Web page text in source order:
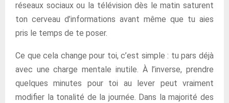
réseaux sociaux ou la télévision dès le matin saturent
ton cerveau d’informations avant même que tu aies
pris le temps de te poser.
Ce que cela change pour toi, c’est simple : tu pars déjà
avec une charge mentale inutile. À l’inverse, prendre
quelques minutes pour toi au lever peut vraiment
modifier la tonalité de la journée. Dans la majorité des